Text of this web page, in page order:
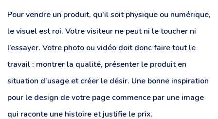
Pour vendre un produit, qu’il soit physique ou numérique,
le visuel est roi. Votre visiteur ne peut ni le toucher ni
l’essayer. Votre photo ou vidéo doit donc faire tout le
travail : montrer la qualité, présenter le produit en
situation d’usage et créer le désir. Une bonne inspiration
pour le design de votre page commence par une image
qui raconte une histoire et justifie le prix.